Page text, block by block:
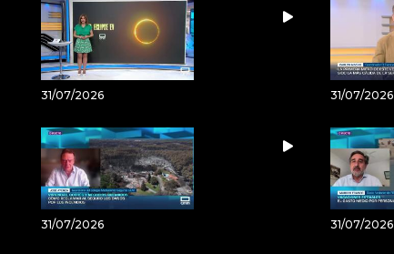
31/07/2026 31/07/2026
31/07/2026 31/07/2026